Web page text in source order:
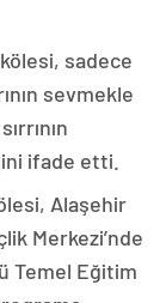
sadece
sevmekle
ifade etti.
Alaşehir
Merkezi’nde
Temel Eğitim